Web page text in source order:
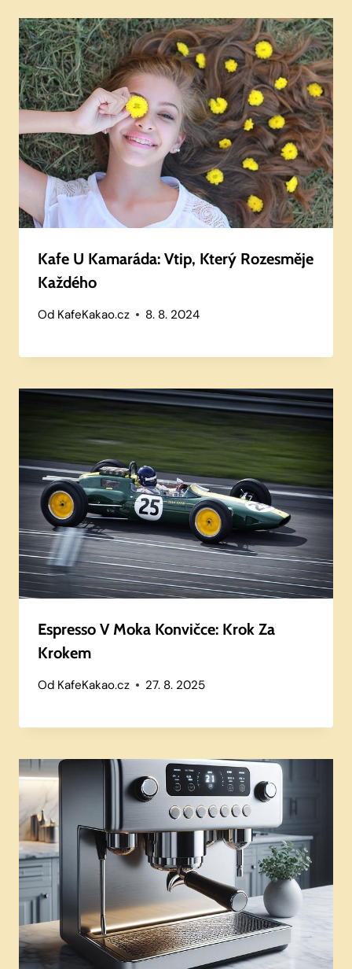
Kafe U Kamaráda: Vtip, Který Rozesměje
Každého
Od KafeKakao.cz 8. 8. 2024
Espresso V Moka Konvičce: Krok Za
Krokem
Od KafeKakao.cz 27. 8. 2025